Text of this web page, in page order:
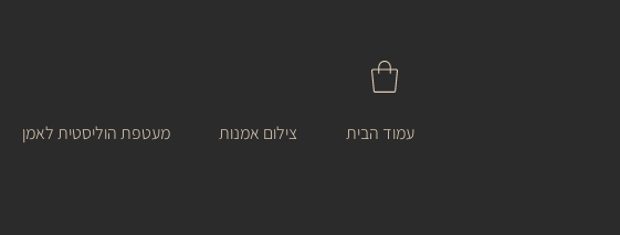
עמוד הבית צילום אמנות מעטפת הוליסטית לאמן